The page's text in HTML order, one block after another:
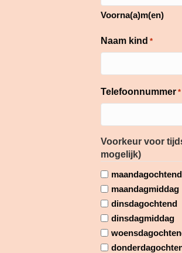
Voorna(a)m(en)
Naam kind *
Telefoonnummer *
Voorkeur voor
mogelijk)
maandagochtend
maandagmiddag
dinsdagochtend
dinsdagmiddag